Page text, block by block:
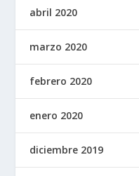
abril 2020
marzo 2020
febrero 2020
enero 2020
diciembre 2019